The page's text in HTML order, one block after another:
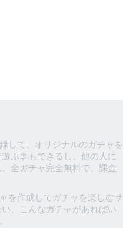
して、オリジナルのガチャを
ぶ事もできるし、他の人に
全ガチャ完全無料で、課金
を作成してガチャを楽しむサ
、こんなガチャがあればい